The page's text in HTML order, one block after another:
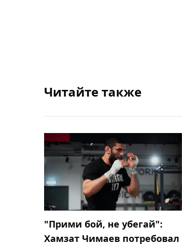
Читайте также
"Прими бой, не убегай":
Хамзат Чимаев потребовал